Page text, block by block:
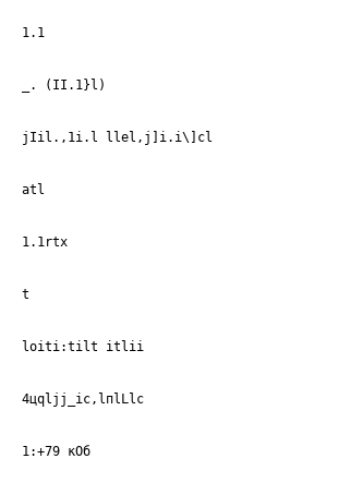
1.1
_. (II.1}l)
jIil.,1i.l llel,j]i.i\]cl
atl
1.1rtx
t
loiti:tilt itlii
4цqljj_iс,lпlLlс
1:+79 кОб